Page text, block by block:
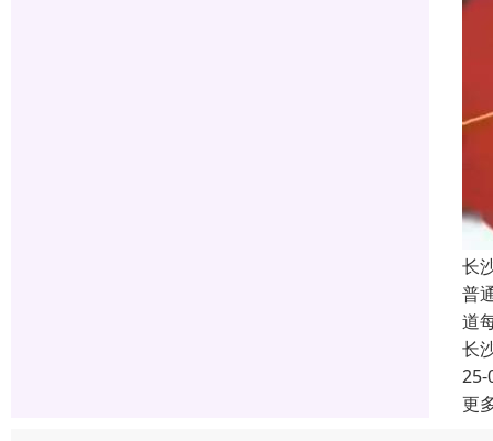
长
普
道
长
25-
更